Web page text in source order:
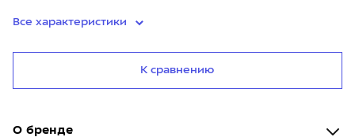
Все характеристики
К сравнению
О бренде